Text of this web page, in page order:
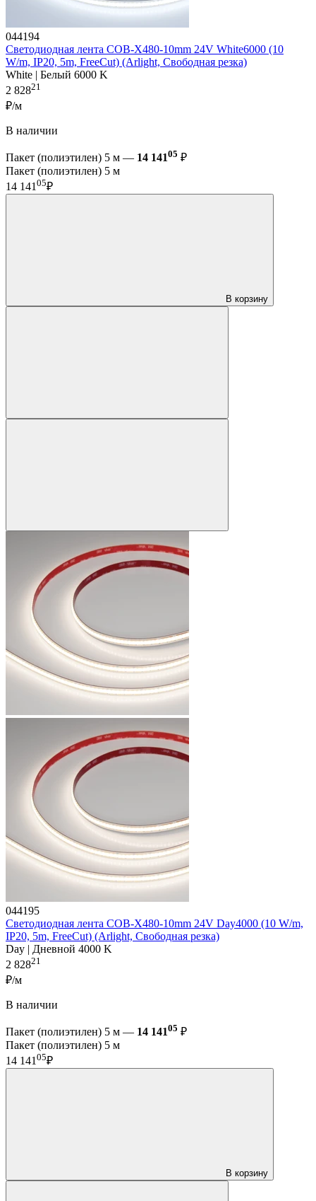
044194
Светодиодная лента COB-X480-10mm 24V White6000 (10
W/m, IP20, 5m, FreeCut) (Arlight, Свободная резка)
White | Белый 6000 K
2 82821
₽/м
В наличии
Пакет (полиэтилен) 5 м — 14 14105 ₽
Пакет (полиэтилен) 5 м
14 14105₽
В корзину
044195
Светодиодная лента COB-X480-10mm 24V Day4000 (10 W/m,
IP20, 5m, FreeCut) (Arlight, Свободная резка)
Day | Дневной 4000 K
2 82821
₽/м
В наличии
Пакет (полиэтилен) 5 м — 14 14105 ₽
Пакет (полиэтилен) 5 м
14 14105₽
В корзину